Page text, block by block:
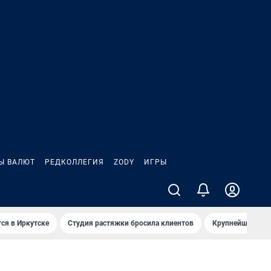
ВАЛЮТ РЕДКОЛЛЕГИЯ ZODY ИГРЫ
в Иркутске Студия растяжки бросила клиентов Крупнейшие